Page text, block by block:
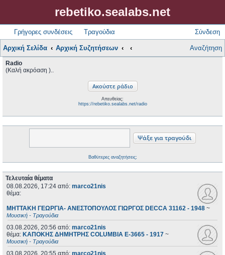
rebetiko.sealabs.net
Γρήγορες συνδέσεις Τραγούδια Σύνδεση
Αρχική Σελίδα Αρχική Συζητήσεων Αναζήτηση
Radio
(Καλή ακρόαση )..
Απευθείας:
https://rebetiko.sealabs.net/radio
Βαθύτερες αναζητήσεις;
Τελευταία θέματα
08.08.2026, 17:24 από: marco21nis
θέμα:
ΜΗΤΤΑΚΗ ΓΕΩΡΓΙΑ- ΑΝΕΣΤΟΠΟΥΛΟΣ ΓΙΩΡΓΟΣ DECCA 31162 - 1948 ~
Μουσική - Τραγούδια
03.08.2026, 20:56 από: marco21nis
θέμα: ΚΑΠΟΚΗΣ ΔΗΜΗΤΡΗΣ COLUMBIA E-3665 - 1917 ~
Μουσική - Τραγούδια
03.08.2026, 20:55 από: marco21nis